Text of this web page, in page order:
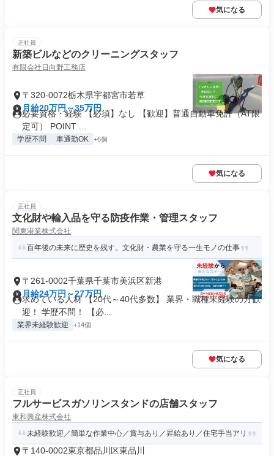
気になる
正社員
新築ビルなどのクリーニングスタッフ
有限会社日向野工務店
〒320-0072栃木県宇都宮市若草
月給20万円～35万円
必要資格・経験 【必須】なし 【歓迎】普通自動車免許（AT限
定可） POINT ...
学歴不問 車通勤OK +6個
気になる
正社員
文化財や輸入品を守る防疫作業・管理スタッフ
関東港業株式会社
百年後の未来に歴史を残す。文化財・農業を守る一生モノの仕事
〒261-0002千葉県千葉市美浜区新港
月給24万円～27万円
求めている人材 【20代～40代多数】 業界・職種未経験の方歓
迎！ 学歴不問！ 【必...
業界未経験歓迎 +14個
気になる
正社員
フルサービスガソリンスタンドの店舗スタッフ
東和興産株式会社
未経験歓迎／簡単な作業中心／賞与あり／昇給あり／住宅手当アリ
〒140-0002東京都品川区東品川